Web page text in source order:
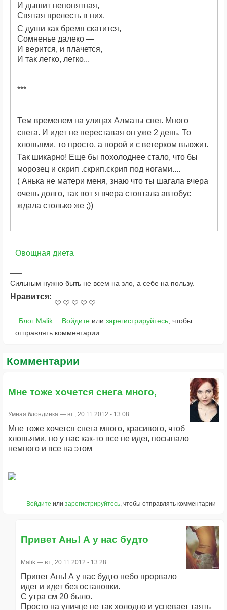
И дышит непонятная,
Святая прелесть в них.
С души как бремя скатится,
Сомненье далеко —
И верится, и плачется,
И так легко, легко...
***
Тем временем на улицах Алматы снег. Много
снега. И идет не переставая он уже 2 день. То
хлопьями, то просто, а порой и с ветерком вьюжит.
Так шикарно! Еще бы похолоднее стало, что бы
морозец и скрип .скрип.скрип под ногами....
( Анька не матери меня, знаю что ты шагала вчера
очень долго, так вот я вчера стоятала автобус
ждала столько же ;))
Овощная диета
Сильным нужно быть не всем на зло, а себе на пользу.
Нравится:
Блог Malik Войдитеили зарегистрируйтесь, чтобы
отправлять комментарии
Комментарии
Мне тоже хочется снега много,
Умная блондинка — вт., 20.11.2012 - 13:08
Мне тоже хочется снега много, красивого, чтоб
хлопьями, но у нас как-то все не идет, посыпало
немного и все на этом
Войдите или зарегистрируйтесь, чтобы отправлять комментарии
Привет Ань! А у нас будто
Malik — вт., 20.11.2012 - 13:28
Привет Ань! А у нас будто небо прорвало
идет и идет без остановки.
С утра см 20 было.
Просто на уличце не так холодно и успевает таять